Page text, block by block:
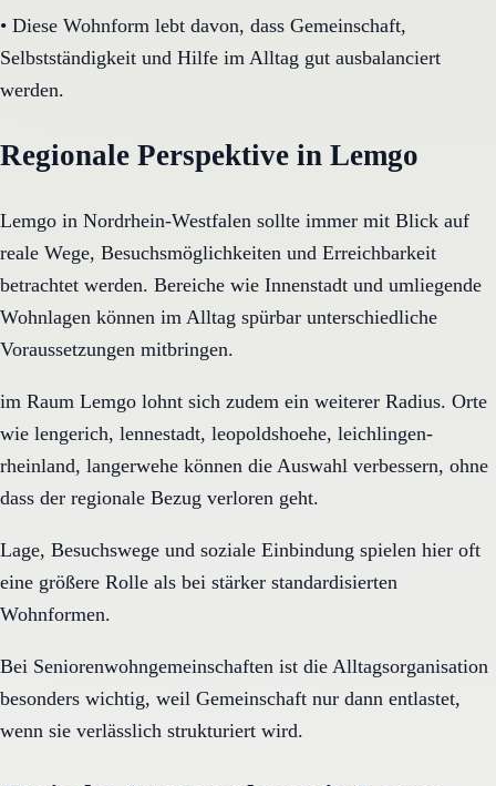
• Diese Wohnform lebt davon, dass Gemeinschaft,
Selbstständigkeit und Hilfe im Alltag gut ausbalanciert
werden.
Regionale Perspektive in Lemgo
Lemgo in Nordrhein-Westfalen sollte immer mit Blick auf
reale Wege, Besuchsmöglichkeiten und Erreichbarkeit
betrachtet werden. Bereiche wie Innenstadt und umliegende
Wohnlagen können im Alltag spürbar unterschiedliche
Voraussetzungen mitbringen.
im Raum Lemgo lohnt sich zudem ein weiterer Radius. Orte
wie lengerich, lennestadt, leopoldshoehe, leichlingen-
rheinland, langerwehe können die Auswahl verbessern, ohne
dass der regionale Bezug verloren geht.
Lage, Besuchswege und soziale Einbindung spielen hier oft
eine größere Rolle als bei stärker standardisierten
Wohnformen.
Bei Seniorenwohngemeinschaften ist die Alltagsorganisation
besonders wichtig, weil Gemeinschaft nur dann entlastet,
wenn sie verlässlich strukturiert wird.